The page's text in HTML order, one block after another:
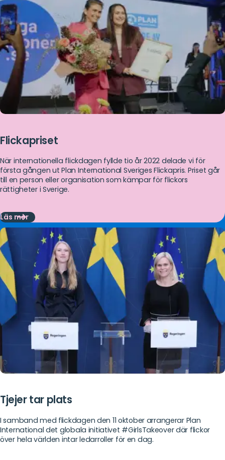
Flickapriset
När internationella flickdagen fyllde tio år 2022 delade vi för
första gången ut Plan International Sveriges Flickapris. Priset går
till en person eller organisation som kämpar för flickors
rättigheter i Sverige.
Läs mer Läs
mer
Tjejer tar plats
I samband med flickdagen den 11 oktober arrangerar Plan
International det globala initiativet #GirlsTakeover där flickor
över hela världen intar ledarroller för en dag.